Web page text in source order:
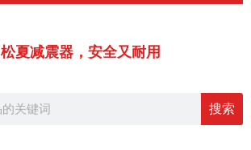
松夏减震器，安全又耐用
搜索